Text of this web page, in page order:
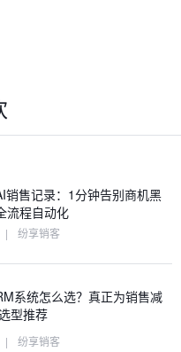
销售记录：1分钟告别商机黑
流程自动化
| 纷享销客
系统怎么选？真正为销售减
型推荐
| 纷享销客